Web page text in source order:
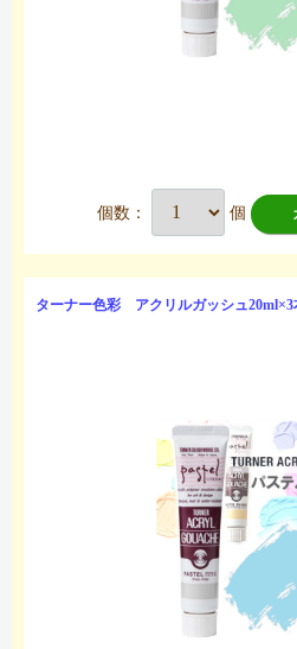
個数： 個
ターナー色彩 アクリルガッシュ